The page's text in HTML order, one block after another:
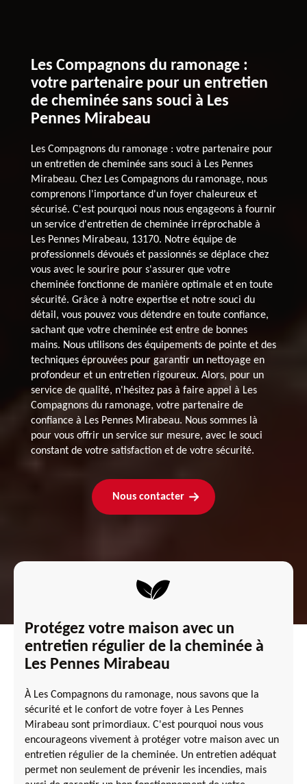
Les Compagnons du ramonage :
votre partenaire pour un entretien
de cheminée sans souci à Les
Pennes Mirabeau
Les Compagnons du ramonage : votre partenaire pour
un entretien de cheminée sans souci à Les Pennes
Mirabeau. Chez Les Compagnons du ramonage, nous
comprenons l'importance d'un foyer chaleureux et
sécurisé. C'est pourquoi nous nous engageons à fournir
un service d'entretien de cheminée irréprochable à
Les Pennes Mirabeau, 13170. Notre équipe de
professionnels dévoués et passionnés se déplace chez
vous avec le sourire pour s'assurer que votre
cheminée fonctionne de manière optimale et en toute
sécurité. Grâce à notre expertise et notre souci du
détail, vous pouvez vous détendre en toute confiance,
sachant que votre cheminée est entre de bonnes
mains. Nous utilisons des équipements de pointe et des
techniques éprouvées pour garantir un nettoyage en
profondeur et un entretien rigoureux. Alors, pour un
service de qualité, n'hésitez pas à faire appel à Les
Compagnons du ramonage, votre partenaire de
confiance à Les Pennes Mirabeau. Nous sommes là
pour vous offrir un service sur mesure, avec le souci
constant de votre satisfaction et de votre sécurité.
Nous contacter
Protégez votre maison avec un
entretien régulier de la cheminée à
Les Pennes Mirabeau
À Les Compagnons du ramonage, nous savons que la
sécurité et le confort de votre foyer à Les Pennes
Mirabeau sont primordiaux. C'est pourquoi nous vous
encourageons vivement à protéger votre maison avec un
entretien régulier de la cheminée. Un entretien adéquat
permet non seulement de prévenir les incendies, mais